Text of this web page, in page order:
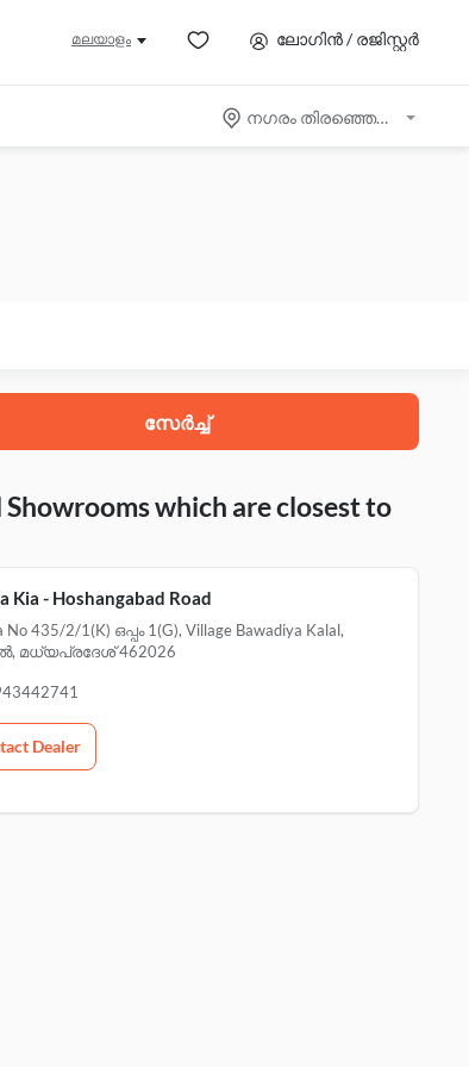
മലയാളം ലോഗിൻ / രജിസ്റ്റർ
നഗരം തിരഞ്ഞെടുക്കുക
സേർച്ച്
which are closest to
Kia - Hoshangabad Road
No 435/2/1(k) ഒപ്പം 1(g), Village Bawadiya Kalal,
മധ്യപ്രദേശ് 462026
Dealer